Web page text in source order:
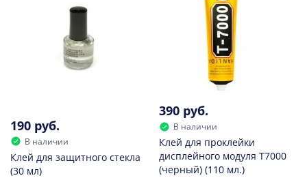
190 руб.
В наличии
Клей для защитного стекла
(30 мл)
390 руб.
В наличии
Клей для проклейки
дисплейного модуля T7000
(черный) (110 мл.)